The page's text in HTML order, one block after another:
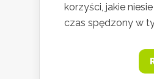
korzyści, jakie
czas spędzony w